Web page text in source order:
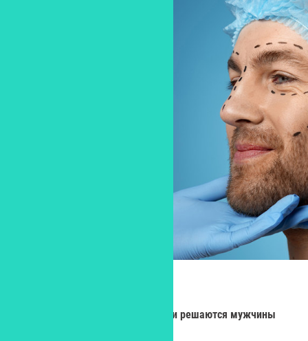
а какие пластические операции решаются мужчины